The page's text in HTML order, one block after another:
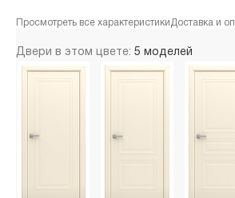
Просмотреть все характеристики Доставка и
Двери в этом цвете: 5 моделей